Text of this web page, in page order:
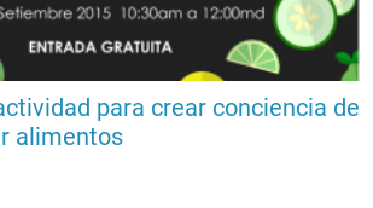
para crear conciencia de
alimentos